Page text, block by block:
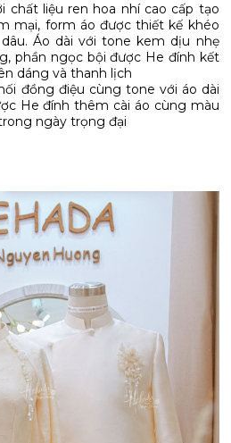
chất liệu ren hoa nhí cao cấp tạo
mại, form áo được thiết kế khéo
Áo dài với tone kem dịu nhẹ
phần ngọc bội được He đính kết
dáng và thanh lịch
đồng điệu cùng tone với áo dài
He đính thêm cài áo cùng màu